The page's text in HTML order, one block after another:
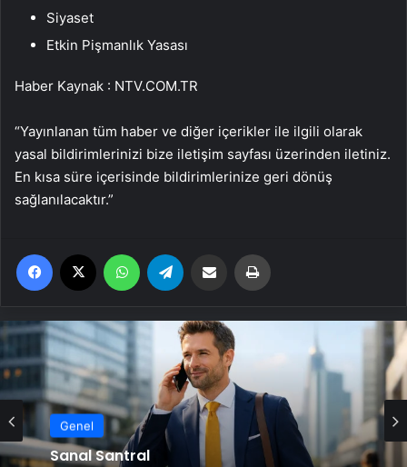
Siyaset
Etkin Pişmanlık Yasası
Haber Kaynak : NTV.COM.TR
“Yayınlanan tüm haber ve diğer içerikler ile ilgili olarak
yasal bildirimlerinizi bize iletişim sayfası üzerinden iletiniz.
En kısa süre içerisinde bildirimlerinize geri dönüş
sağlanılacaktır.”
Facebook WhatsApp Email'den paylaş
Genel
Sanal Santral